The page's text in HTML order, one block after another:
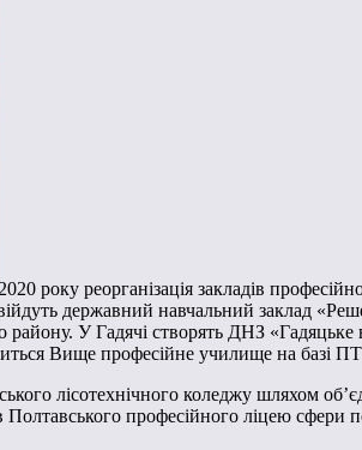
2020 року реорганізація закладів
державний навчальний заклад
району. У Гадячі створять ДНЗ
Вище професійне училище на базі
лісотехнічного коледжу шляхом
Полтавського професійного ліцею